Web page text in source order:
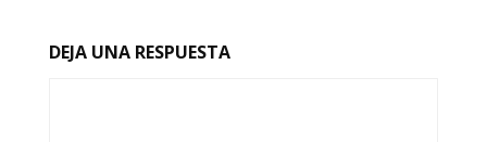
DEJA UNA RESPUESTA